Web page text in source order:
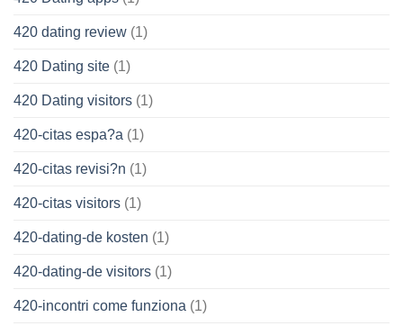
420 dating review (1)
420 Dating site (1)
420 Dating visitors (1)
420-citas espa?a (1)
420-citas revisi?n (1)
420-citas visitors (1)
420-dating-de kosten (1)
420-dating-de visitors (1)
420-incontri come funziona (1)